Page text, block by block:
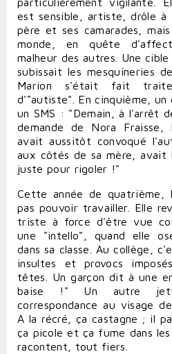
est sensible, artiste, drôle
père et ses camarades,
monde, en quête
malheur des autres. Une
subissait les mesquineries
Marion s'était fait
d'"autiste". En cinquième, un
un SMS : "Demain, à l'arrêt
demande de Nora Fraisse,
avait aussitôt convoqué
aux côtés de sa mère,
juste pour rigoler !"
Cette année de quatrième,
pas pouvoir travailler. Elle
triste à force d'être vue
une "intello", quand elle
dans sa classe. Au collège,
insultes et provocs
têtes. Un garçon dit à une
baise !" Un autre
correspondance au visage
A la récré, ça castagne ; il
ça picole et ça fume dans
racontent, tout fiers.